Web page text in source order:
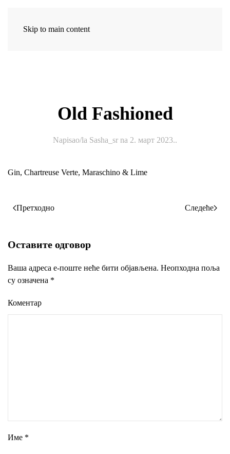
Skip to main content
Delikates Spice & Pepper
Old Fashioned
Napisao/la Sasha_sr na 2. март 2023..
Gin, Chartreuse Verte, Maraschino & Lime
Претходно Следеће
Оставите одговор
Ваша адреса е-поште неће бити објављена. Неопходна поља
су означена *
Коментар
Име *